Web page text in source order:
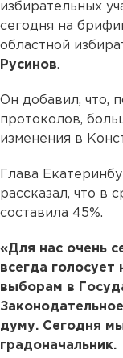
избирательных
сегодня на
областной
Русинов.
Он добавил, что,
протоколов,
изменения в
Глава
рассказал, что в
составила 45%.
«Для нас очень
всегда голосует
выборам в
думу. Сегодня
градоначальник.